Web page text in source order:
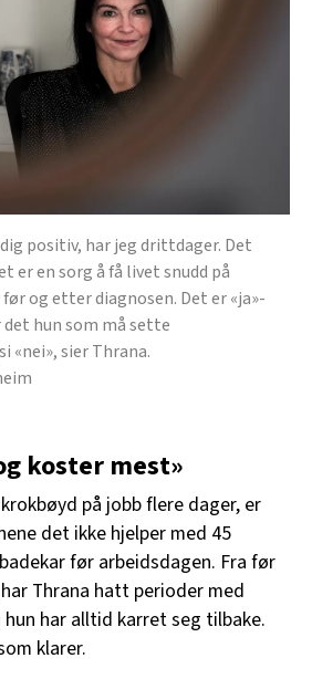
positiv, har jeg drittdager. Det
er en sorg å få livet snudd på
og etter diagnosen. Det er «ja»-
det hun som må sette
«nei», sier Thrana.
koster mest»
på jobb flere dager, er
det ikke hjelper med 45
før arbeidsdagen. Fra før
Thrana hatt perioder med
har alltid karret seg tilbake.
klarer.